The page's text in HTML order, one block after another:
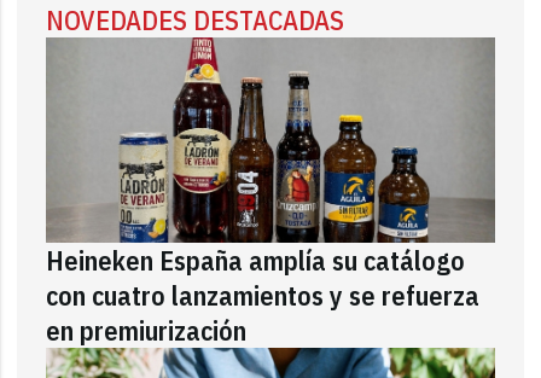
NOVEDADES DESTACADAS
Heineken España amplía su catálogo
con cuatro lanzamientos y se refuerza
en premiurización